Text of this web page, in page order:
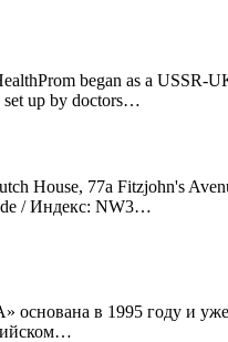
began as a USSR-
set up by doctors…
House, 77a Fitzjohn's
/ Индекс: NW3…
в 1995 году и уже